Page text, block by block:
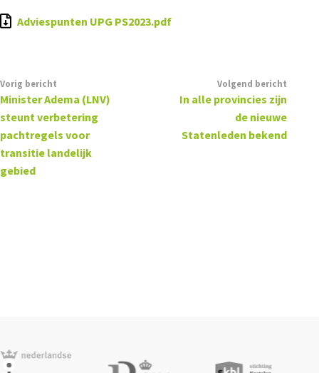
Adviespunten UPG PS2023.pdf
Vorig bericht
Minister Adema (LNV)
steunt verbetering
pachtregels voor
transitie landelijk
gebied
Volgend bericht
In alle provincies zijn
de nieuwe
Statenleden bekend